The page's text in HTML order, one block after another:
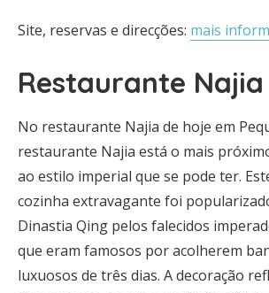
Site, reservas e direcções: mais
Restaurante Najia
No restaurante Najia de hoje em
restaurante Najia está o mais
ao estilo imperial que se pode ter.
cozinha extravagante foi
Dinastia Qing pelos falecidos
que eram famosos por acolherem
luxuosos de três dias. A decoração